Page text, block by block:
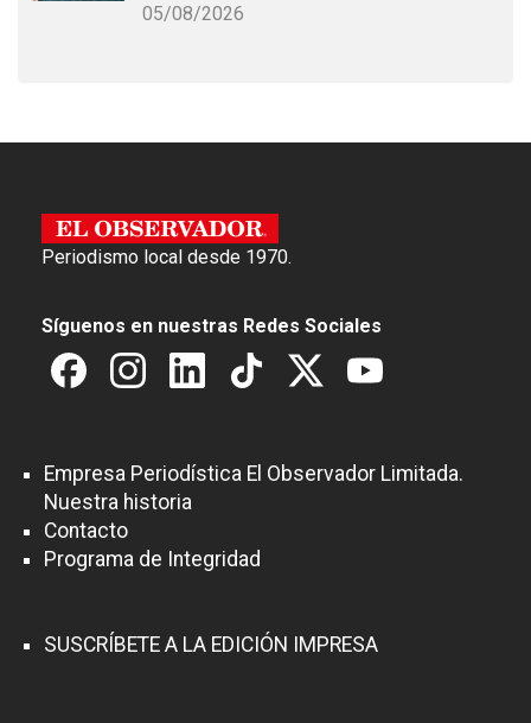
05/08/2026
Periodismo local desde 1970.
Síguenos en nuestras Redes Sociales
Empresa Periodística El Observador Limitada.
Nuestra historia
Contacto
Programa de Integridad
SUSCRÍBETE A LA EDICIÓN IMPRESA